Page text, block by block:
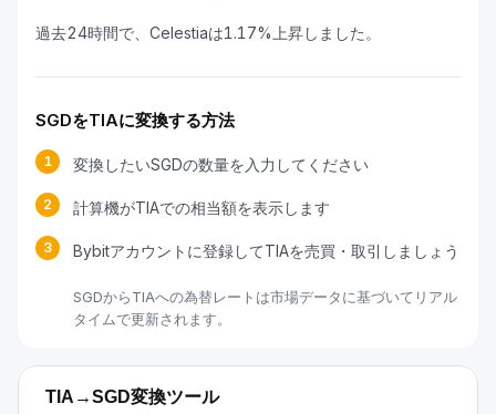
過去24時間で、Celestiaは1.17%上昇しました。
SGDをTIAに変換する方法
1 変換したいSGDの数量を入力してください
2 計算機がTIAでの相当額を表示します
3 Bybitアカウントに登録してTIAを売買・取引しましょう
SGDからTIAへの為替レートは市場データに基づいてリアル
タイムで更新されます。
TIA→SGD変換ツール